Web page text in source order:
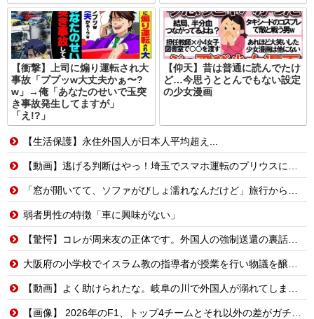
【衝撃】上司に煽り運転され大
事故「ププッw大丈夫かぁ〜?
w」→俺「あなたのせいで玉突
き事故発生してますが」
「え!?」
【仰天】昔は普通に読んでたけ
ど…今思うととんでもない設定
の少女漫画
【生活保護】永住外国人が日本人平均超え...
【動画】逃げる判断はやっ！埼玉でスマホ運転のプリウスに当て逃げされる車載。
「窓が開いてて、ソファがびしょ濡れなんだけど」旅行から帰った友人から届いた一通の続き…
弱者男性の特徴「車に興味がない」
【驚愕】コレが周来友の正体です。外国人の強制送還の裏話を聞いて鳥肌が立ちました…
大阪府の小学校でイスラム教の指導者が授業を行い物議を醸す！ #大阪 #イスラム教 #モスク
【動画】よく助けられたな。岐阜の川で外国人が溺れてしまう事故。
【画像】 2026年のF1、トップ4チームとそれ以外の差がガチでエグい